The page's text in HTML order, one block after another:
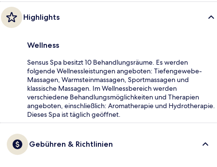
Highlights
Wellness
Sensus Spa besitzt 10 Behandlungsräume. Es werden
folgende Wellnessleistungen angeboten: Tiefengewebe-
Massagen, Warmsteinmassagen, Sportmassagen und
klassische Massagen. Im Wellnessbereich werden
verschiedene Behandlungsmöglichkeiten und Therapien
angeboten, einschließlich: Aromatherapie und Hydrotherapie.
Dieses Spa ist täglich geöffnet.
Gebühren & Richtlinien